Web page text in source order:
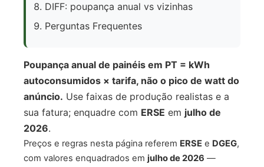
DIFF: poupança anual vs vizinhas
Perguntas Frequentes
Poupança anual de painéis em PT = kWh
autoconsumidos × tarifa, não o pico de watt do
anúncio. Use faixas de produção realistas e a
sua fatura; enquadre com ERSE em julho de
2026.
Preços e regras nesta página referem ERSE e DGEG,
com valores enquadrados em julho de 2026 —